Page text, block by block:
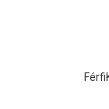
Férfi